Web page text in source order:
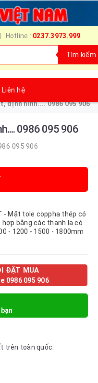
: 0237.3973.999
Tìm kiếm
Liên hệ
định hình.... 0986 095 906
0986 095 906
095 906
- Mặt tole coppha thép có
bằng các thanh la có
- 1200 - 1500 - 1800mm
ĐẶT MUA
0986 095 906
trên toàn quốc.